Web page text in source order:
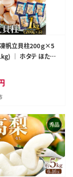
帆立貝柱200ｇ×5
｜ ホタテ ほたて